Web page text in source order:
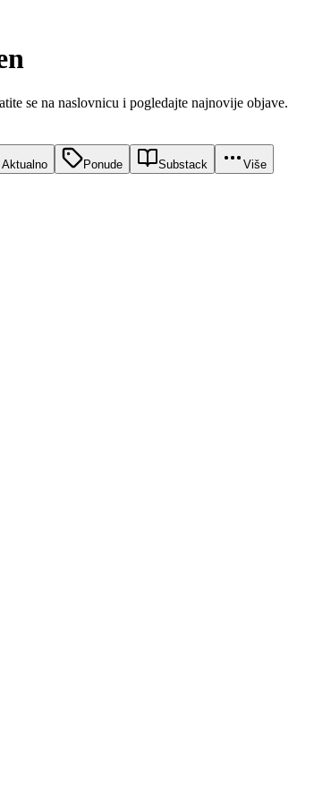
se na naslovnicu i pogledajte najnovije objave.
Aktualno Ponude Substack Više